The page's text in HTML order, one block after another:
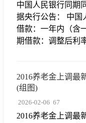
中国人民银行同期
据央行公告： 中国
借款：一年内（含
期借款：调整后利
2016养老金上调最
(组图)
2026-02-06 67
2016养老金上调最